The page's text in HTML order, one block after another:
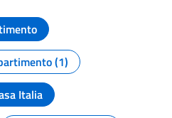
(1)
Italia